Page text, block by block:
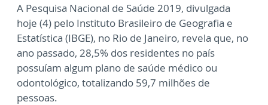
A Pesquisa Nacional de Saúde 2019, divulgada
hoje (4) pelo Instituto Brasileiro de Geografia e
Estatística (IBGE), no Rio de Janeiro, revela que, no
ano passado, 28,5% dos residentes no país
possuíam algum plano de saúde médico ou
odontológico, totalizando 59,7 milhões de
pessoas.